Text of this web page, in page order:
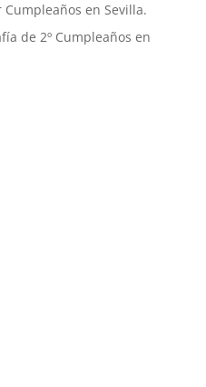
en Sevilla.
de 2º Cumpleaños en